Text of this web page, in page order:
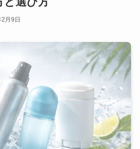
月9日